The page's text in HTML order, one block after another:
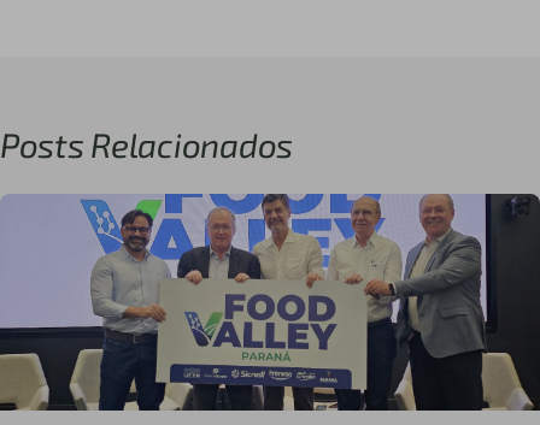
Posts Relacionados